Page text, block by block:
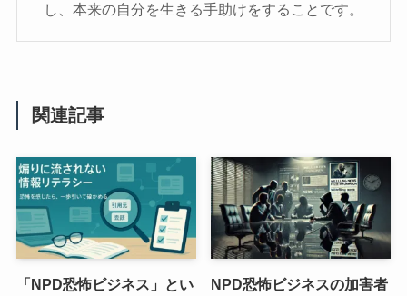
し、本来の自分を生きる手助けをすることです。
関連記事
「NPD恐怖ビジネス」とい NPD恐怖ビジネスの加害者